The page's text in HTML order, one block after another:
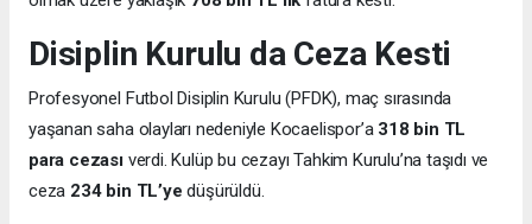
Disiplin Kurulu da Ceza Kesti
Profesyonel Futbol Disiplin Kurulu (PFDK), maç sırasında
yaşanan saha olayları nedeniyle Kocaelispor’a 318 bin TL
para cezasıverdi. Kulüp bu cezayı Tahkim Kurulu’na taşıdı ve
ceza 234 bin TL’ye düşürüldü.